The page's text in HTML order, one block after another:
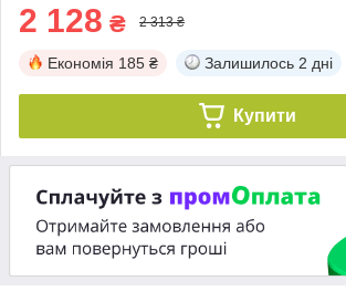
2 128 ₴ 2 313 ₴
Економія 185 ₴ Залишилось 2 дні
Купити